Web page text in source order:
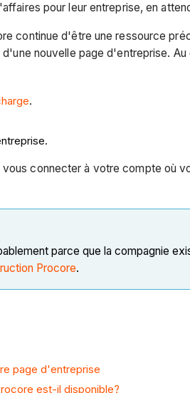
pour leur entreprise, en
continue d'être une ressource
nouvelle page d'entreprise.
.
connecter à votre compte où
parce que la compagnie
Procore.
page d'entreprise
est-il disponible?